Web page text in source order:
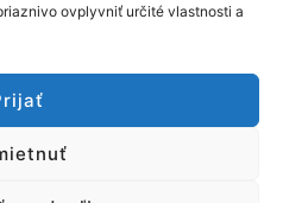
ovplyvniť určité vlastnosti a